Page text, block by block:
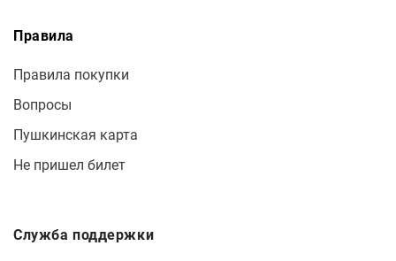
Правила
Правила покупки
Вопросы
Пушкинская карта
Не пришел билет
Служба поддержки